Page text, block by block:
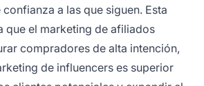
a las que siguen. Esta
que el marketing de afiliados
compradores de alta intención,
de influencers es superior